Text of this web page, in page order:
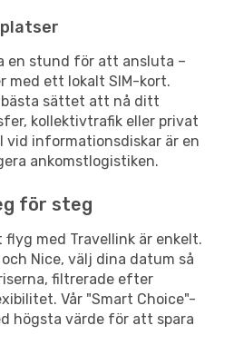
en stund för att ansluta –
med ett lokalt SIM-kort.
sättet att nå ditt
kollektivtrafik eller privat
vid informationsdiskar är en
ankomstlogistiken.
för steg
med Travellink är enkelt.
Nice, välj dina datum så
filtrerade efter
Vår "Smart Choice"-
högsta värde för att spara